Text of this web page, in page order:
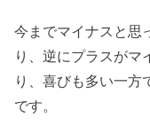
今までマイナスと思
り、逆にプラスがマ
り、喜びも多い一方
です。